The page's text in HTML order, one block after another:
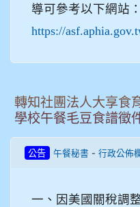
導可參考以下網站：
https://
轉知社團法人大享食
學校午餐毛豆食譜徵
公告 午餐秘書 - 行政公佈
一、因美國關稅調